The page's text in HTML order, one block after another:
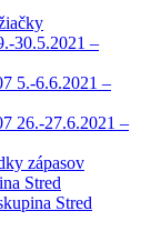
30.5.2021 –
5.-6.6.2021 –
26.-27.6.2021 –
zápasov
Stred
Stred